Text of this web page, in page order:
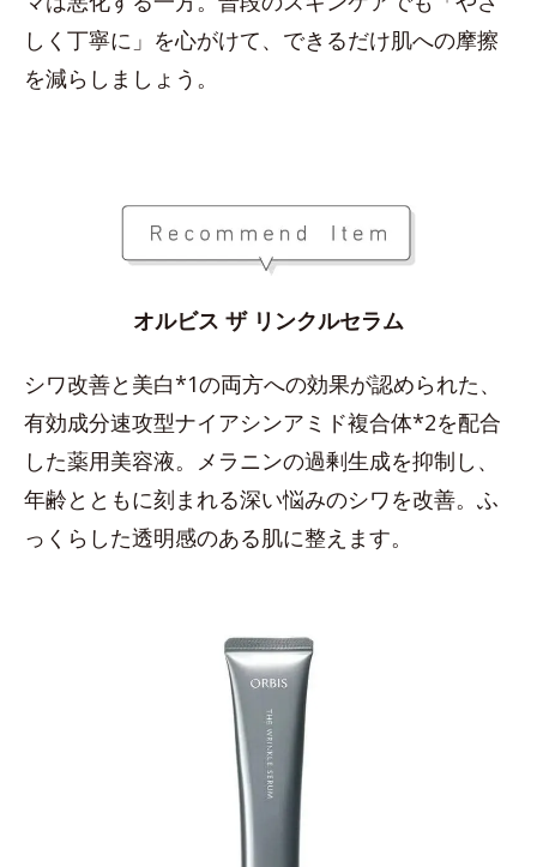
しく丁寧に」を心がけて、できるだけ肌への摩擦
を減らしましょう。
オルビス ザ リンクルセラム
シワ改善と美白*1の両方への効果が認められた、
有効成分速攻型ナイアシンアミド複合体*2を配合
した薬用美容液。メラニンの過剰生成を抑制し、
年齢とともに刻まれる深い悩みのシワを改善。ふ
っくらした透明感のある肌に整えます。